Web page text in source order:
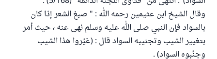
وقال الشيخ ابن عثيمين رحمه الله : " صبغ الشعر إذا كان
بالسواد فإن النبي صلى الله عليه وسلم نهى عنه ، حيث أمر
بتغيير الشيب وتجنيبه السواد قال : (غيِّروا هذا الشيب
وجنِّبوه السواد) .